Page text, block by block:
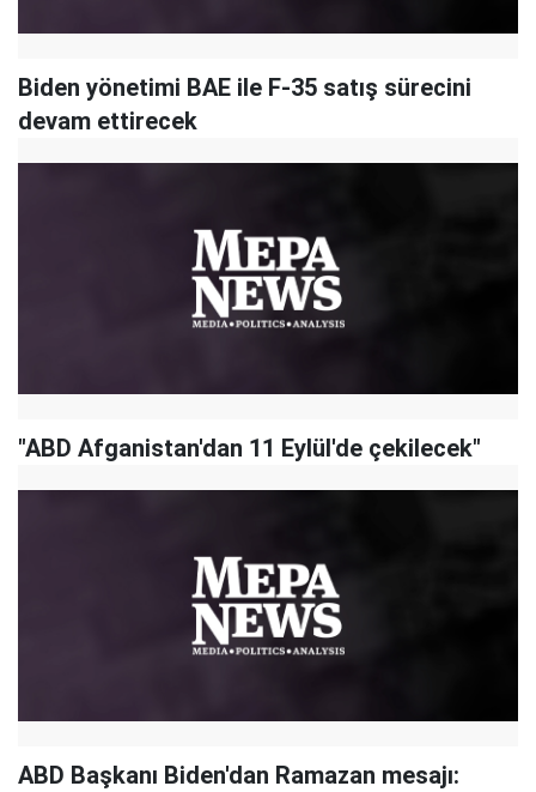
Biden yönetimi BAE ile F-35 satış sürecini
devam ettirecek
"ABD Afganistan'dan 11 Eylül'de çekilecek"
ABD Başkanı Biden'dan Ramazan mesajı: